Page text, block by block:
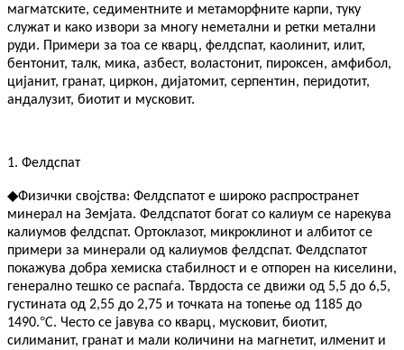
магматските, седиментните и метаморфните карпи, туку
служат и како извори за многу неметални и ретки метални
руди. Примери за тоа се кварц, фелдспат, каолинит, илит,
бентонит, талк, мика, азбест, воластонит, пироксен, амфибол,
цијанит, гранат, циркон, дијатомит, серпентин, перидотит,
андалузит, биотит и мусковит.
1. Фелдспат
◆Физички својства: Фелдспатот е широко распространет
минерал на Земјата. Фелдспатот богат со калиум се нарекува
калиумов фелдспат. Ортоклазот, микроклинот и албитот се
примери за минерали од калиумов фелдспат. Фелдспатот
покажува добра хемиска стабилност и е отпорен на киселини,
генерално тешко се распаѓа. Тврдоста се движи од 5,5 до 6,5,
густината од 2,55 до 2,75 и точката на топење од 1185 до
1490.°C. Често се јавува со кварц, мусковит, биотит,
силиманит, гранат и мали количини на магнетит, илменит и